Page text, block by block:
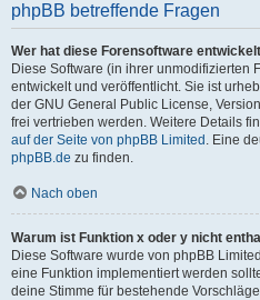
phpBB betreffende Fragen
Wer hat diese Forensoftware
Diese Software (in ihrer unmodifizierten
entwickelt und veröffentlicht. Sie ist
der GNU General Public License,
frei vertrieben werden. Weitere Details
auf der Seite von phpBB Limited . Eine
phpBB.de zu finden.
Nach oben
Warum ist Funktion x oder y nicht
Diese Software wurde von phpBB
eine Funktion implementiert werden
deine Stimme für bestehende